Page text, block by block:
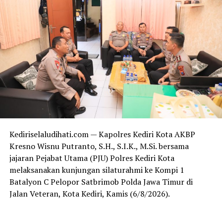
menyampaikan pesan-pesan kamtibmas serta
mengimbau warga agar aktif melaporkan jika
menemukan potensi gangguan. (res/aro)
RELATED TOPICS:
UP NEXT
Kapolres: Film Ini Mengingatkan Kita untuk Waspada
dan Tidak Melupakan Keluarga
Polsek Grogol Laksanakan Kegiatan Humanis Sasar
Warung Makan, Sosialisasikan Kamtibmas dalam Operasi
Pekat
Kediriselaludihati.com — Kapolres Kediri Kota AKBP
Kresno Wisnu Putranto, S.H., S.I.K., M.Si. bersama
jajaran Pejabat Utama (PJU) Polres Kediri Kota
melaksanakan kunjungan silaturahmi ke Kompi 1
Batalyon C Pelopor Satbrimob Polda Jawa Timur di
Jalan Veteran, Kota Kediri, Kamis (6/8/2026).